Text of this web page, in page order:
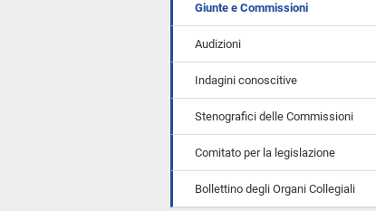
Giunte e Commissioni
Audizioni
Indagini conoscitive
Stenografici delle Commissioni
Comitato per la legislazione
Bollettino degli Organi Collegiali